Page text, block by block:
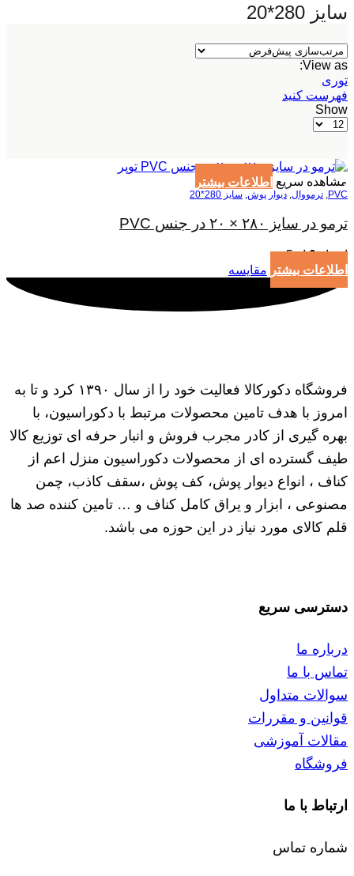
سایز 280*20
View as:
توری
فهرست کنید
Show
محصولات
صفحه
مشاهده سریع اطلاعات بیشتر
PVC
, ترمووال, دیوار پوش, سایز 280*20
ترمو در سایز ۲۸۰ × ۲۰ در جنس PVC
امتیاز0از 5
اطلاعات بیشتر مقایسه
فروشگاه دکورکالا فعالیت خود را از سال ۱۳۹۰ کرد و تا به
امروز با هدف تامین محصولات مرتبط با دکوراسیون، با
بهره گیری از کادر مجرب فروش و انبار حرفه ای توزیع کالا
طیف گسترده ای از محصولات دکوراسیون منزل اعم از
کناف ، انواع دیوار پوش، کف پوش ،سقف کاذب، چمن
مصنوعی ، ابزار و یراق کامل کناف و … تامین کننده صد ها
قلم کالای مورد نیاز در این حوزه می باشد.
دسترسی سریع
درباره ما
تماس با ما
سوالات متداول
قوانین و مقررات
مقالات آموزشی
فروشگاه
ارتباط با ما
شماره تماس